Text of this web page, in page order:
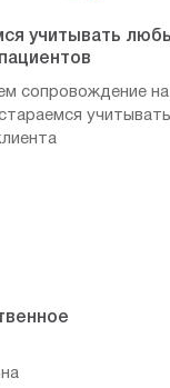
учитывать
сопровождение